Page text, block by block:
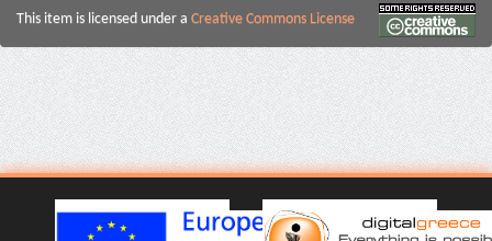
This item is licensed under a Creative Commons License